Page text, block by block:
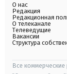
О нас
Редакция
Редакционная
О телеканале
Телеведущие
Вакансии
Структура
Все